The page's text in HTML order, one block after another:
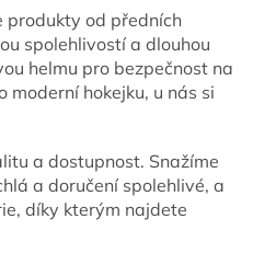
produkty od předních
spolehlivostí a dlouhou
helmu pro bezpečnost na
moderní hokejku, u nás si
a dostupnost. Snažíme
a doručení spolehlivé, a
díky kterým najdete